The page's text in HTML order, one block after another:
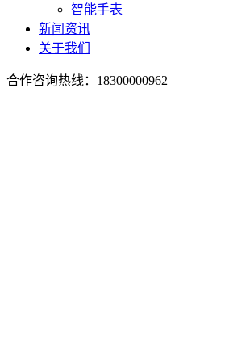
智能手表
新闻资讯
关于我们
合作咨询热线： 18300000962